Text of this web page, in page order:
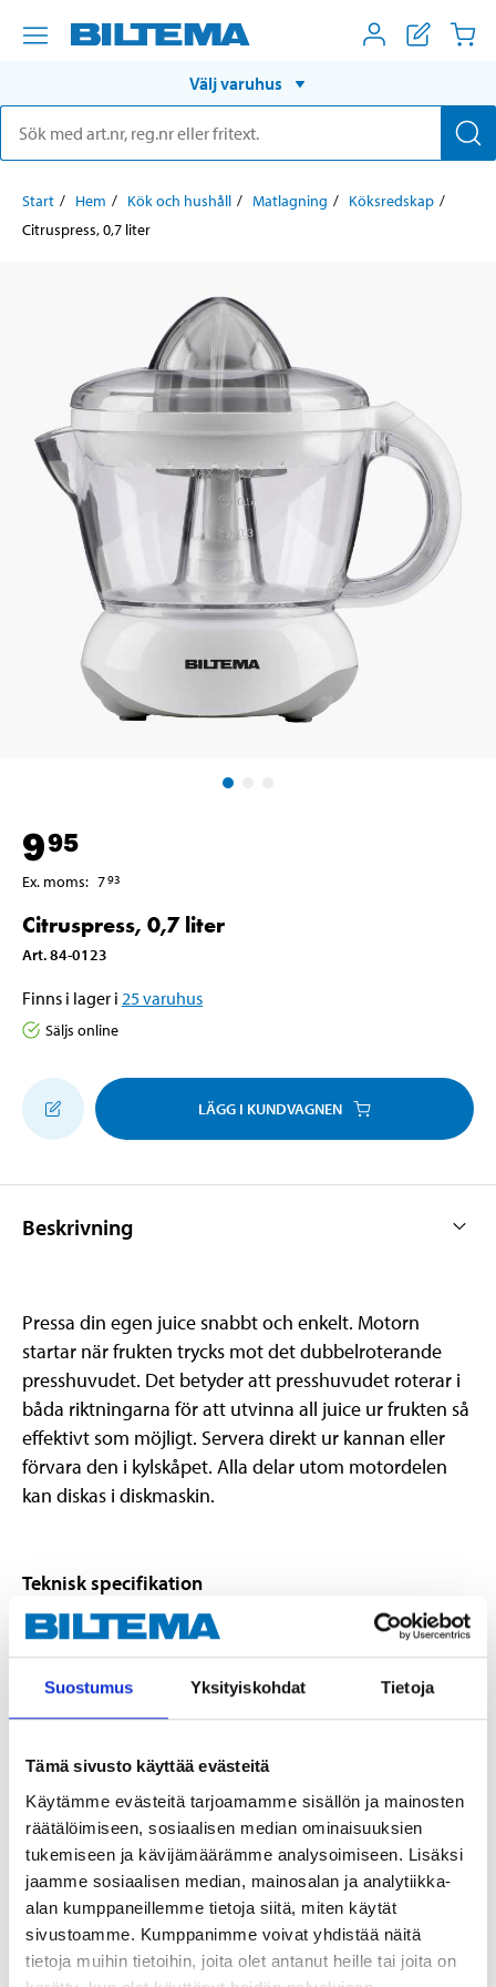
Suostumus Yksityiskohdat Tietoja
Tämä sivusto käyttää evästeitä
Käytämme evästeitä tarjoamamme sisällön ja mainosten
räätälöimiseen, sosiaalisen median ominaisuuksien
tukemiseen ja kävijämäärämme analysoimiseen. Lisäksi
jaamme sosiaalisen median, mainosalan ja analytiikka-
alan kumppaneillemme tietoja siitä, miten käytät
sivustoamme. Kumppanimme voivat yhdistää näitä
tietoja muihin tietoihin, joita olet antanut heille tai joita on
Välj varuhus
Start Hem Kök och hushåll Matlagning
Köksredskap
Citruspress, 0,7 liter
995
Ex. moms: 793
Citruspress, 0,7 liter
Art.84-0123
Finns i lager i 25varuhus
Säljs online
LÄGG I KUNDVAGNEN
Beskrivning
Pressa din egen juice snabbt och enkelt. Motorn
startar när frukten trycks mot det dubbelroterande
presshuvudet. Det betyder att presshuvudet roterar i
båda riktningarna för att utvinna all juice ur frukten så
effektivt som möjligt. Servera direkt ur kannan eller
förvara den i kylskåpet. Alla delar utom motordelen
kan diskas i diskmaskin.
Teknisk specifikation
Spänning
Frekvens
50 Hz
Effekt
25 W
Volym, behållare
Kabellängd
85 cm
Höjd
20 cm
20 cm
Diameter
14 cm
ABS, AS och PP